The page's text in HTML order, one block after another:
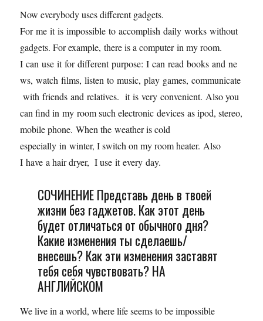
Now everybody uses different gadgets.
For me it is impossible to accomplish daily works without
gadgets. For example, there is a computer in my room.
I can use it for different purpose: I can read books and ne
ws, watch films, listen to music, play games, communicate
with friends and relatives. it is very convenient. Also you
can find in my room such electronic devices as ipod, stereo,
mobile phone. When the weather is cold
especially in winter, I switch on my room heater. Also
I have a hair dryer, I use it every day.
СОЧИНЕНИЕ Представь день в твоей
жизни без гаджетов. Как этот день
будет отличаться от обычного дня?
Какие изменения ты сделаешь/
внесешь? Как эти изменения заставят
тебя себя чувствовать? НА
АНГЛИЙСКОМ
We live in a world, where life seems to be impossible